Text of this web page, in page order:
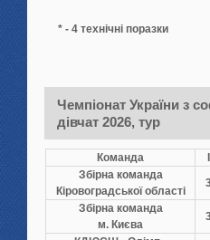
* - 4 технічні поразки
Чемпіонат України з
дівчат 2026, тур
Команда
Збірна команда
Кіровоградської області
Збірна команда
м. Києва